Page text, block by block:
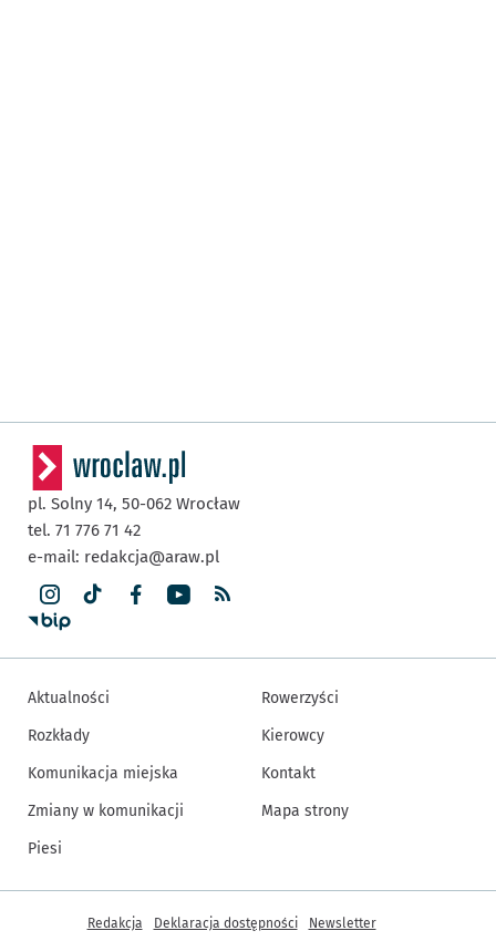
pl. Solny 14, 50-062 Wrocław
tel. 71 776 71 42
e-mail: redakcja@araw.pl
Aktualności
Rozkłady
Komunikacja miejska
Zmiany w komunikacji
Piesi
Rowerzyści
Kierowcy
Kontakt
Mapa strony
Inne informacje
Redakcja Deklaracja dostępności Newsletter